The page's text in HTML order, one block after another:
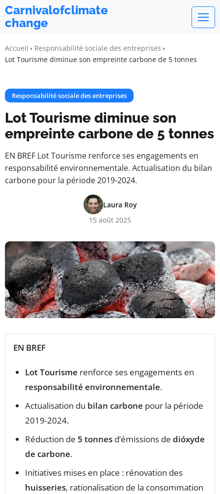
Carnivalofclimate
change
Accueil
Responsabilité sociale des entreprises
Lot Tourisme diminue son empreinte carbone de 5 tonnes
Responsabilité sociale des entreprises
Lot Tourisme diminue son
empreinte carbone de 5 tonnes
EN BREF Lot Tourisme renforce ses engagements en
responsabilité environnementale. Actualisation du bilan
carbone pour la période 2019-2024.
Laura Roy
15 août 2025
EN BREF
Lot Tourisme renforce ses engagements en
responsabilité environnementale.
Actualisation du bilan carbone pour la période
2019-2024.
Réduction de 5 tonnes d’émissions de dióxyde
de carbone.
Initiatives mises en place : rénovation des
huisseries, rationalisation de la consommation